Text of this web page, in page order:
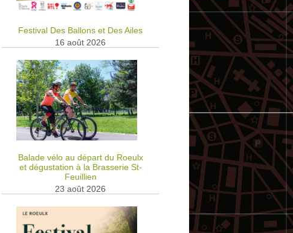
Festival Des Ballons et Des Ailes
16 août 2026
Balade vélo au départ du Roeulx
et dégustation à la Brasserie St-
Feuillien
23 août 2026